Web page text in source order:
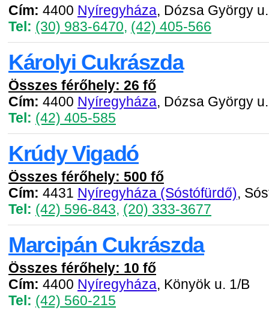
Cím: 4400 Nyíregyháza, Dózsa György
Tel: (30) 983-6470, (42) 405-566
Károlyi Cukrászda
Összes férőhely: 26 fő
Cím: 4400 Nyíregyháza, Dózsa György
Tel: (42) 405-585
Krúdy Vigadó
Összes férőhely: 500 fő
Cím: 4431 Nyíregyháza (Sóstófürdő),
Tel: (42) 596-843, (20) 333-3677
Marcipán Cukrászda
Összes férőhely: 10 fő
Cím: 4400 Nyíregyháza, Könyök u. 1/B
Tel: (42) 560-215